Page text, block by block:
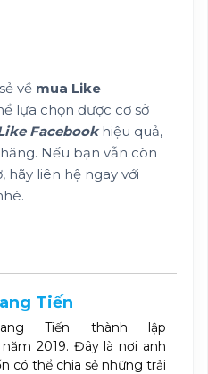
về mua Like
lựa chọn được cơ sở
Facebookhiệu quả,
Nếu bạn vẫn còn
hãy liên hệ ngay với
Tiến
Tiến thành lập
năm 2019. Đây là nơi anh
có thể chia sẻ những trải